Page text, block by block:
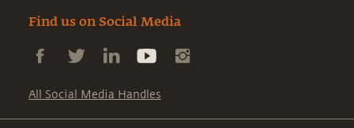
Find us on Social Media
All Social Media Handles